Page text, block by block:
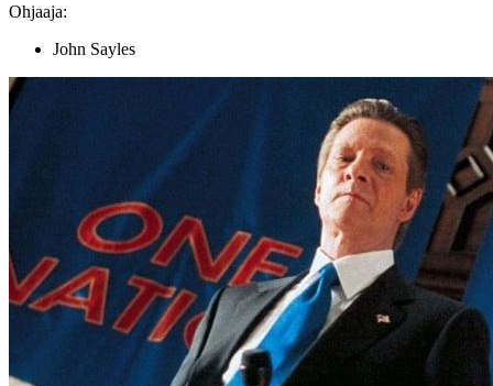
Ohjaaja:
John Sayles